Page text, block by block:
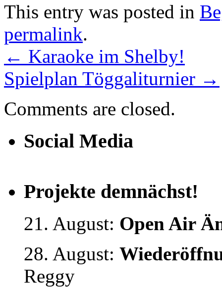
This entry was posted in
permalink.
← Karaoke im Shelby!
Spielplan Töggaliturnier →
Comments are closed.
Social Media
Projekte demnächst!
21. August: Open Air
28. August:
Reggy